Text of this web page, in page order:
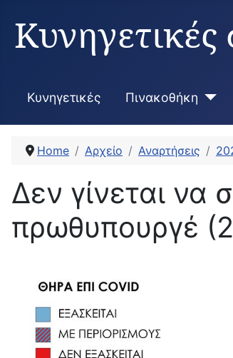
Κυνηγετικές
Κυνηγετικές Πινακοθήκη
Home Αρχείο Αναρτήσεις
Δεν γίνεται
πρωθυπουργέ